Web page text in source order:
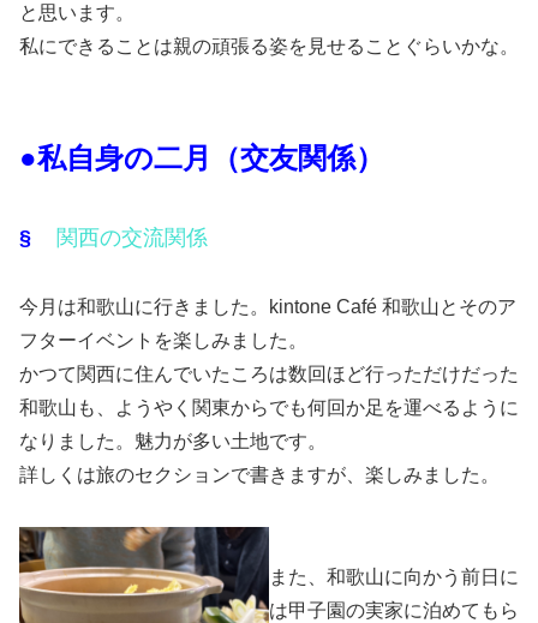
と思います。
私にできることは親の頑張る姿を見せることぐらいかな。
●私自身の二月（交友関係）
§ 関西の交流関係
今月は和歌山に行きました。kintone Café 和歌山とそのア
フターイベントを楽しみました。
かつて関西に住んでいたころは数回ほど行っただけだった
和歌山も、ようやく関東からでも何回か足を運べるように
なりました。魅力が多い土地です。
詳しくは旅のセクションで書きますが、楽しみました。
また、和歌山に向かう前日に
は甲子園の実家に泊めてもら